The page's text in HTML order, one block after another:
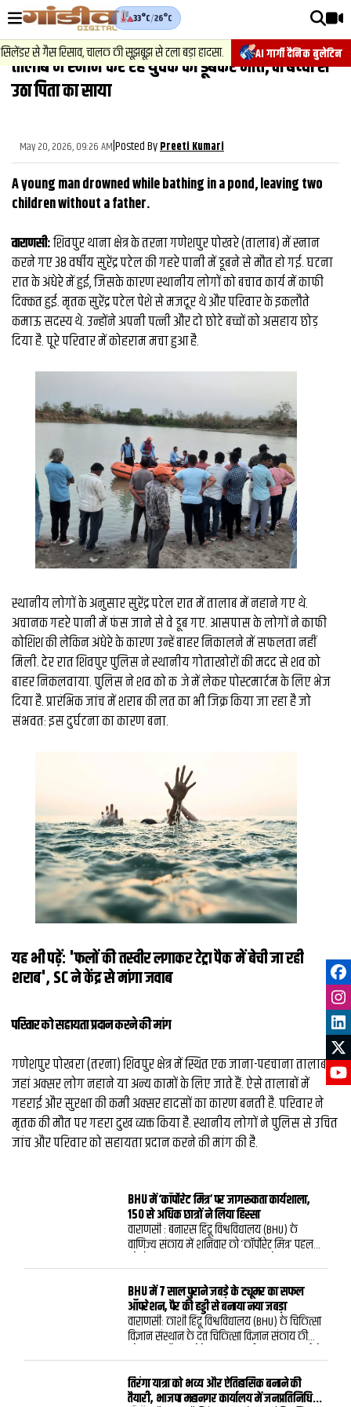
AI गार्गी दैनिक बुलेटिन
33°C/26°C
से गैस रिसाव, चालक की सूझबूझ से टला बड़ा हादसा. 2.न्यूज़-चेसिस नंबर बदलकर
वीडियोज़
वाराणसी न्यूज़
राजनीति
साहित्य
संस्कृति
ख़ान पान और जीवनशैली
अंतरराष्ट्रीय
फैक्ट चेक
देश
तालाब में स्‍नान कर रहे युवक की डूबकर मौत, दो बच्‍चों से
उठा पिता का साया
May 20, 2026, 09:26 AM|Posted ByPreeti Kumari
A young man drowned while bathing in a pond, leaving two
children without a father.
वाराणसी:शिवपुर थाना क्षेत्र के तरना गणेशपुर पोखरे (तालाब) में स्‍नान
करने गए 38 वर्षीय सुरेंद्र पटेल की गहरे पानी में डूबने से मौत हो गई. घटना
रात के अंधेरे में हुई, जिसके कारण स्थानीय लोगों को बचाव कार्य में काफी
दिक्कत हुई. मृतक सुरेंद्र पटेल पेशे से मजदूर थे और परिवार के इकलौते
कमाऊ सदस्य थे. उन्होंने अपनी पत्नी और दो छोटे बच्चों को असहाय छोड़
दिया है. पूरे परिवार में कोहराम मचा हुआ है.
स्थानीय लोगों के अनुसार सुरेंद्र पटेल रात में तालाब में नहाने गए थे.
अचानक गहरे पानी में फंस जाने से वे डूब गए. आसपास के लोगों ने काफी
कोशिश की लेकिन अंधेरे के कारण उन्हें बाहर निकालने में सफलता नहीं
मिली. देर रात शिवपुर पुलिस ने स्थानीय गोताखोरों की मदद से शव को
बाहर निकलवाया. पुलिस ने शव को कब्जे में लेकर पोस्टमार्टम के लिए भेज
दिया है. प्रारंभिक जांच में शराब की लत का भी जिक्र किया जा रहा है जो
संभवतः इस दुर्घटना का कारण बना.
यह भी पढ़ें: 'फलों की तस्वीर लगाकर टेट्रा पैक में बेची जा रही
शराब', SC ने केंद्र से मांगा जवाब
परिवार को सहायता प्रदान करने की मांग
गणेशपुर पोखरा (तरना) शिवपुर क्षेत्र में स्थित एक जाना-पहचाना तालाब है
जहां अक्सर लोग नहाने या अन्य कामों के लिए जाते हैं. ऐसे तालाबों में
गहराई और सुरक्षा की कमी अक्सर हादसों का कारण बनती है. परिवार ने
मृतक की मौत पर गहरा दुख व्यक्त किया है. स्थानीय लोगों ने पुलिस से उचित
जांच और परिवार को सहायता प्रदान करने की मांग की है.
BHU में ‘कॉर्पोरेट मित्र’ पर जागरूकता कार्यशाला,
150 से अधिक छात्रों ने लिया हिस्सा
वाराणसी : बनारस हिंदू विश्वविद्यालय (BHU) के
वाणिज्य संकाय में शनिवार को ‘कॉर्पोरेट मित्र’ पहल
गया। कार्यशाला का उद्देश्य छात्रों को व्यावहारिक
कॉर्पोरेट कौशल से जोड़ना, उनकी रोजगार क्षमता
बढ़ाना और पेशेवर विकास के लिए तैयार करना था।
इसमें अंतिम वर्ष के 150 से अधिक स्नातक और
स्नातकोत्तर छात्रों ने भाग लिया।कार्यक्रम में इंस्टीट्यूट
ऑफ चार्टर्ड अकाउंटेंट्स ऑफ इंडिया (ICAI) के सेंट्रल
काउंसिल सदस्य सीए ज्ञान चंद्र मिश्रा मुख्य अतिथि के
रूप में शामिल हुए। इसके अलावा सीए के.एन. गौतम
और ICAI वाराणसी शाखा के उपाध्यक्ष सीए विकास
BHU में 7 साल पुराने जबड़े के ट्यूमर का सफल
ऑपरेशन, पैर की हड्डी से बनाया नया जबड़ा
वाराणसी: काशी हिंदू विश्वविद्यालय (BHU) के चिकित्सा
विज्ञान संस्थान के दंत चिकित्सा विज्ञान संकाय की
जटिल सर्जरी कर 35 वर्षीय युवक को नई जिंदगी दी।
युवक के निचले जबड़े में करीब सात वर्षों से
एमेलोब्लास्टोमा ट्यूमर था, जिसके कारण उसके चेहरे
तिरंगा यात्रा को भव्य और ऐतिहासिक बनाने की
तैयारी, भाजपा महानगर कार्यालय में जनप्रतिनिधियों